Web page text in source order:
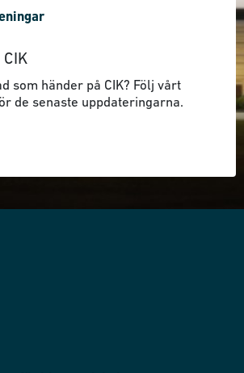
som händer på CIK? Följ vårt
de senaste uppdateringarna.